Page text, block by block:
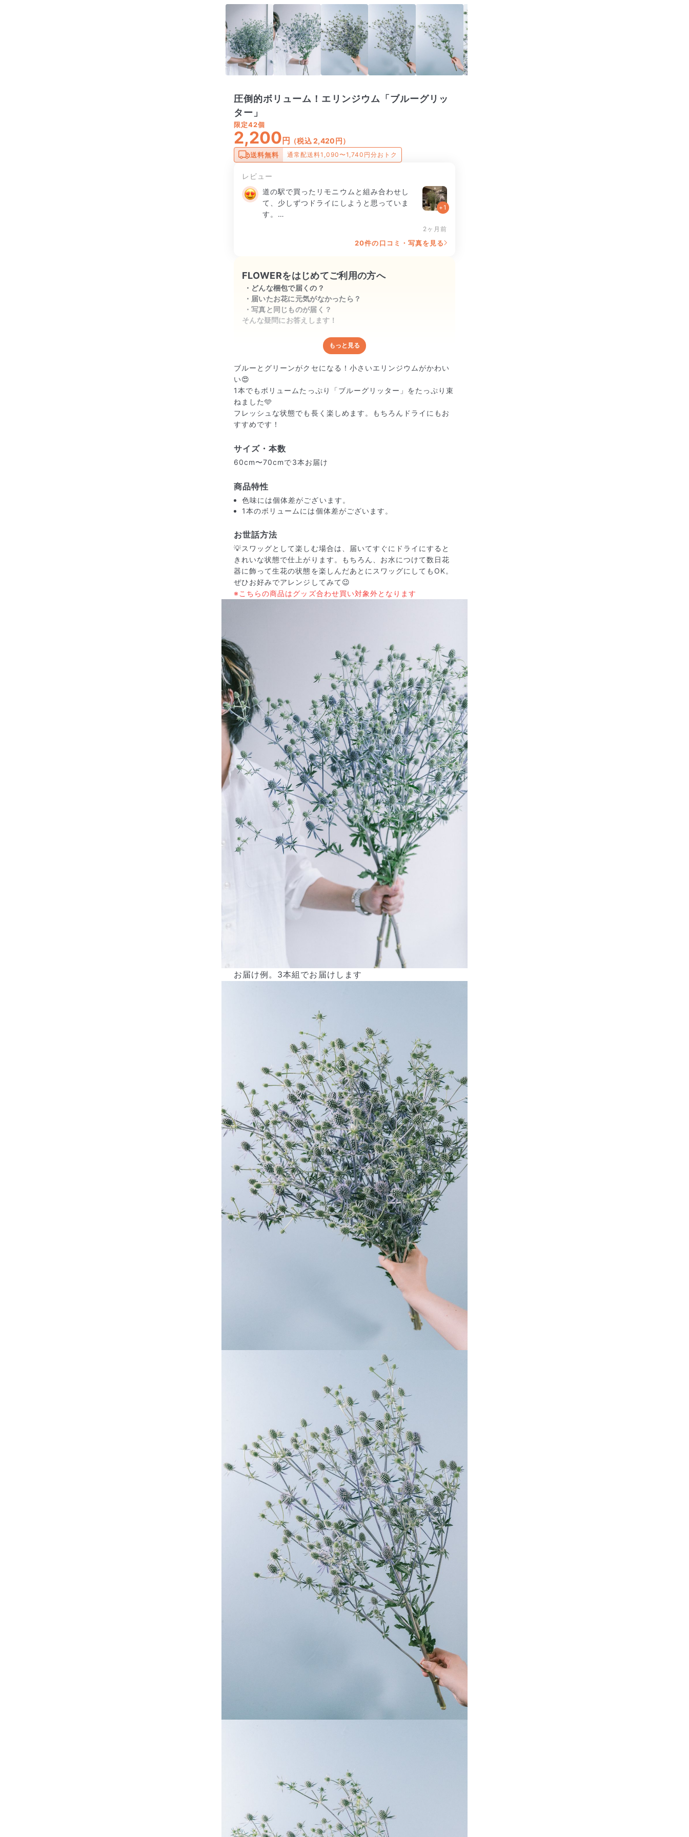
圧倒的ボリューム！エリンジウム「ブルーグリッ
ター」
限定42個
2,200円 （税込 2,420円）
送料無料 通常配送料1,090〜1,740円分おトク
レビュー
道の駅で買ったリモニウムと組み合わせし
て、少しずつドライにしようと思っていま
す。
素敵なお花、ありがとうございます。
+1
2ヶ月前
20件の口コミ・写真を見る
FLOWERをはじめてご利用の方へ
どんな梱包で届くの？
届いたお花に元気がなかったら？
写真と同じものが届く？
そんな疑問にお答えします！
どんな梱包で届くの？
出荷前に水揚げ（花が水を吸いやすくなる処理）を施し、専用
ボックスに丁寧に梱包してお届けしています。きゅっとまとめ
られて一見窮屈そうに見えますが、輸送中の衝撃による折れや
擦れを軽減する効果があります。
届いたお花に元気がなかったら？
もし届いたお花に「枯れている」「折れている」などの不備が
あった場合は、些細なことでもお気軽にサポートまでご連絡く
ださい。ご返金にて補償いたします。
写真と同じものが届く？
商品ページに掲載している写真は、実際にお届けする商品を撮
影したものです。お花は生き物なので、どうしても色味やサイ
ズ・咲き方に個体差はありますが、できるだけ写真のイメージ
に近いものをお届けできるように人の目でチェックをしていま
よくある質問
Q. 毎月自動でお花が届くサービスですか？
いいえ、毎月自動でお届けするサービスではありません。好きな時
に好きな花をご注文いただけます。
Q. 配送できないエリアはありますか？
ただいま沖縄・離島エリアへの配送には対応しておりません。ご了
承ください。
Q. 配送日時は指定できますか？
お花をベストなタイミングで発送しているため、お届け日の指定は
できません。受け取り時間帯は、発送後にクロネコヤマトのアプリ
から変更可能です。
Q. 注文後にキャンセルできますか？
ご注文後一定時間内であればキャンセル可能です。
もっと見る
ブルーとグリーンがクセになる！小さいエリンジウムがかわい
い😍
1本でもボリュームたっぷり「ブルーグリッター」をたっぷり束
ねました🩵
フレッシュな状態でも長く楽しめます。もちろんドライにもお
すすめです！
サイズ・本数
60cm〜70cmで3本お届け
商品特性
色味には個体差がございます。
1本のボリュームには個体差がございます。
お世話方法
💡スワッグとして楽しむ場合は、届いてすぐにドライにすると
きれいな状態で仕上がります。もちろん、お水につけて数日花
器に飾って生花の状態を楽しんだあとにスワッグにしてもOK。
ぜひお好みでアレンジしてみて😉
※こちらの商品はグッズ合わせ買い対象外となります
お届け例。3本組でお届けします